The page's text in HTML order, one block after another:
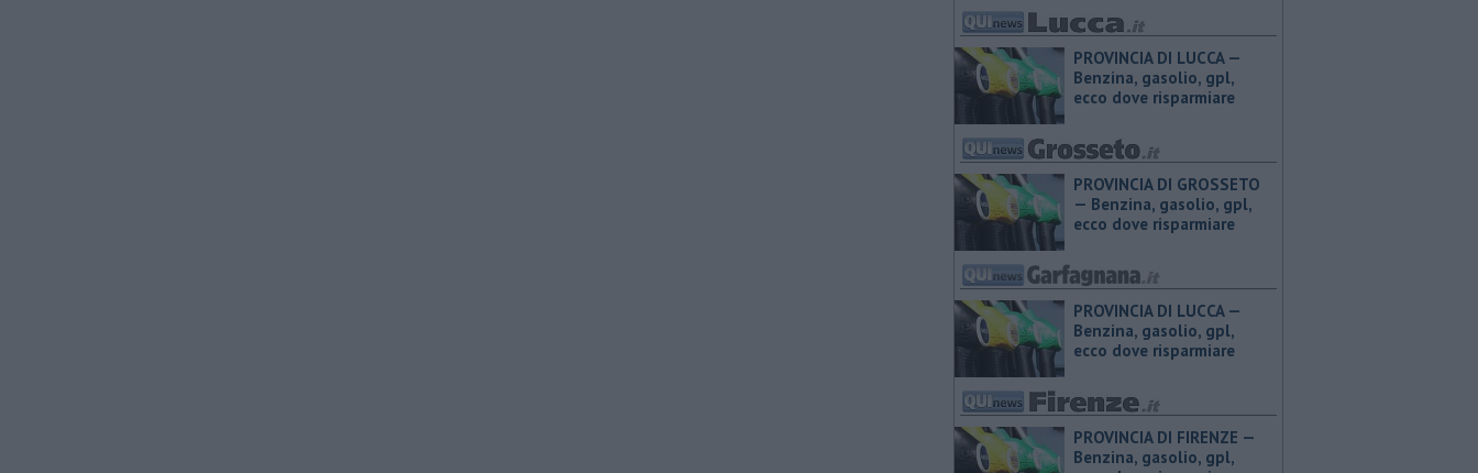
PROVINCIA DI LUCCA — ​
Benzina, gasolio, gpl,
ecco dove risparmiare
PROVINCIA DI GROSSETO
— ​Benzina, gasolio, gpl,
ecco dove risparmiare
PROVINCIA DI LUCCA — ​
Benzina, gasolio, gpl,
ecco dove risparmiare
PROVINCIA DI FIRENZE — ​
Benzina, gasolio, gpl,